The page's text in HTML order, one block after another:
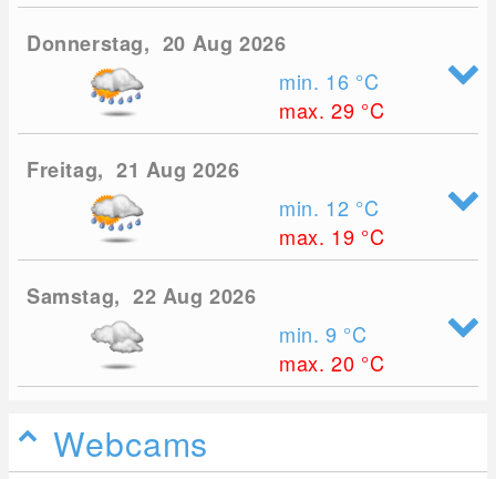
Donnerstag, 20 Aug 2026
min. 16 °C
max. 29 °C
Freitag, 21 Aug 2026
min. 12 °C
max. 19 °C
Samstag, 22 Aug 2026
min. 9 °C
max. 20 °C
Webcams